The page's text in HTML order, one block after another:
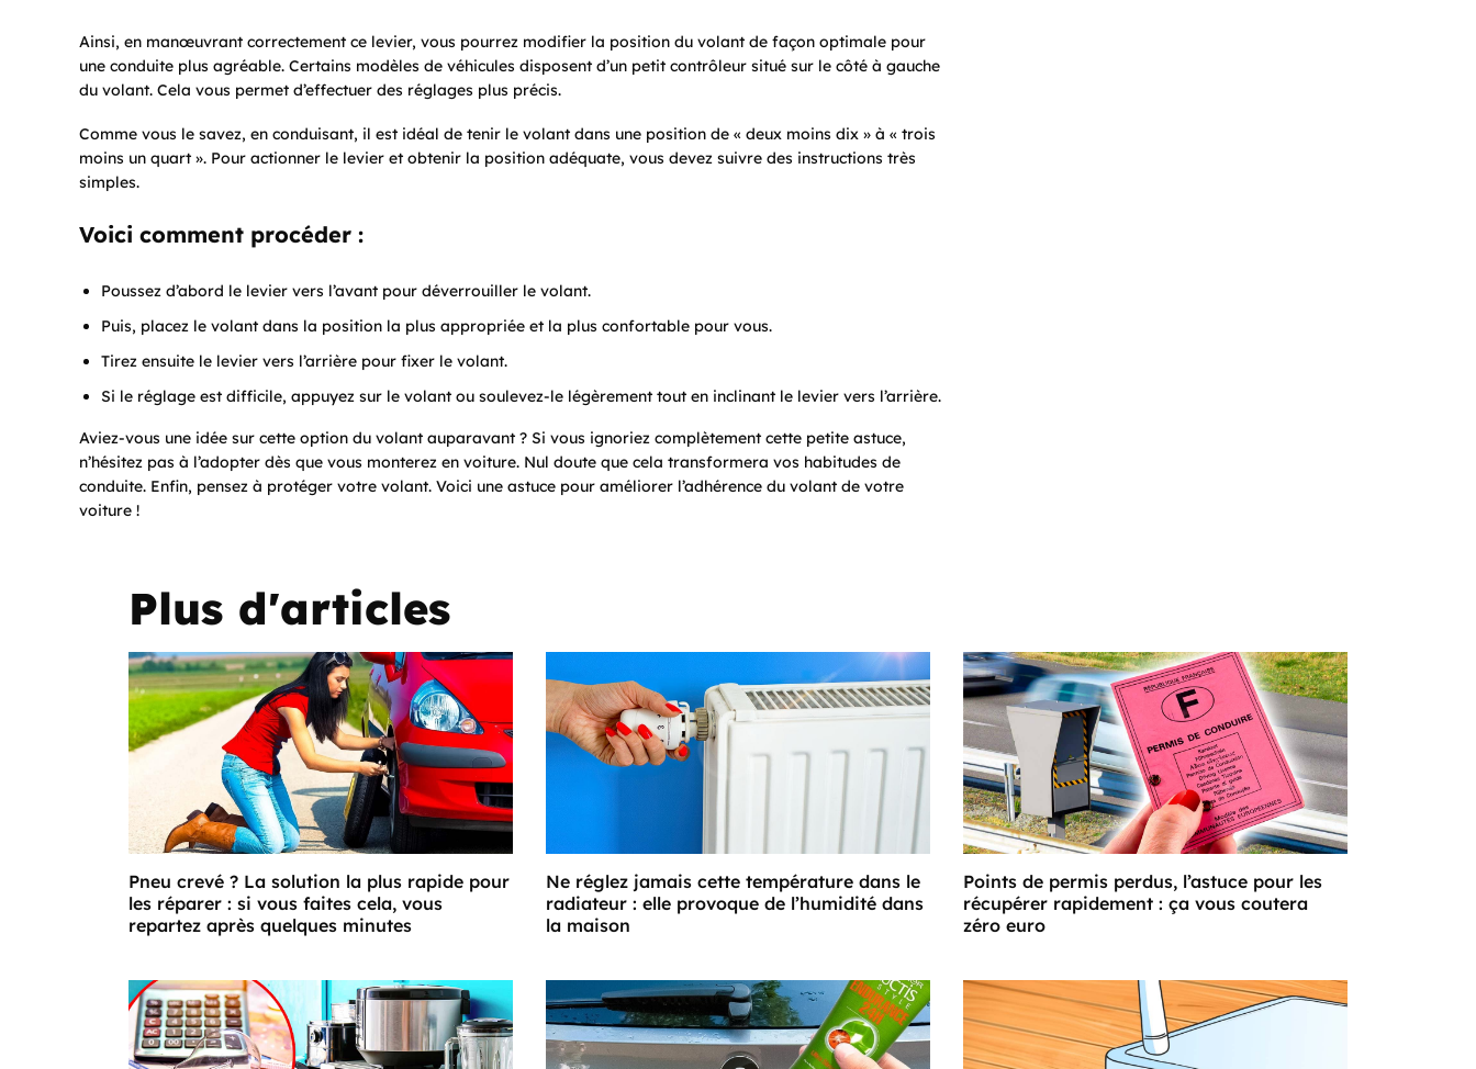
Ainsi, en manœuvrant correctement ce levier, vous pourrez modifier la position du volant de façon optimale pour
une conduite plus agréable. Certains modèles de véhicules disposent d’un petit contrôleur situé sur le côté à gauche
du volant. Cela vous permet d’effectuer des réglages plus précis.
Comme vous le savez, en conduisant, il est idéal de tenir le volant dans une position de « deux moins dix » à « trois
moins un quart ». Pour actionner le levier et obtenir la position adéquate, vous devez suivre des instructions très
simples.
Voici comment procéder :
Poussez d’abord le levier vers l’avant pour déverrouiller le volant.
Puis, placez le volant dans la position la plus appropriée et la plus confortable pour vous.
Tirez ensuite le levier vers l’arrière pour fixer le volant.
Si le réglage est difficile, appuyez sur le volant ou soulevez-le légèrement tout en inclinant le levier vers l’arrière.
Aviez-vous une idée sur cette option du volant auparavant ? Si vous ignoriez complètement cette petite astuce,
n’hésitez pas à l’adopter dès que vous monterez en voiture. Nul doute que cela transformera vos habitudes de
conduite. Enfin, pensez à protéger votre volant. Voici une astuce pour améliorer l’adhérence du volant de votre
voiture !
Plus d'articles
Pneu crevé ? La solution la plus rapide pour
les réparer : si vous faites cela, vous
repartez après quelques minutes
Ne réglez jamais cette température dans le
radiateur : elle provoque de l’humidité dans
la maison
Points de permis perdus, l’astuce pour les
récupérer rapidement : ça vous coutera
zéro euro